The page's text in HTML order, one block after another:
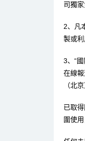
司獨家
2、凡
製或利
3、“
在線
（北
已取
圍使